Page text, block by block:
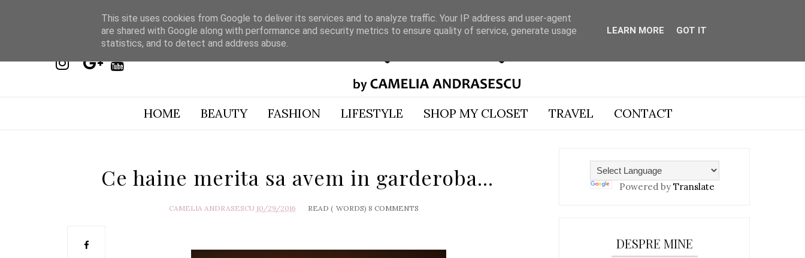
HOME BEAUTY FASHION LIFESTYLE SHOP MY CLOSET TRAVEL CONTACT
Ce haine merita sa avem in garderoba...
CAMELIA ANDRASESCU 10/29/2016 READ ( WORDS) 8 COMMENTS
Powered by Translate
DESPRE MINE
This site uses cookies from Google to deliver its services and to analyze traffic. Your IP address and user-agent
are shared with Google along with performance and security metrics to ensure quality of service, generate usage
statistics, and to detect and address abuse.
LEARN MORE GOT IT